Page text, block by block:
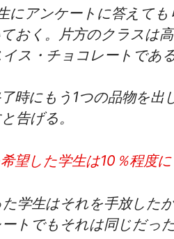
にアンケートに答えて
おく。片方のクラスは
ス・チョコレートであ
時にもう1つの品物を出
告げる。
望した学生は10％程度
学生はそれを手放した
トでもそれは同じだっ